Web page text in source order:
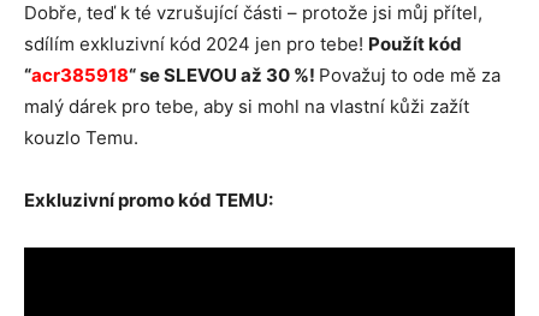
Dobře, teď k té vzrušující části – protože jsi můj přítel,
sdílím exkluzivní kód 2024 jen pro tebe! Použít kód
“acr385918“ se SLEVOU až 30 %! Považuj to ode mě za
malý dárek pro tebe, aby si mohl na vlastní kůži zažít
kouzlo Temu.
Exkluzivní promo kód TEMU: